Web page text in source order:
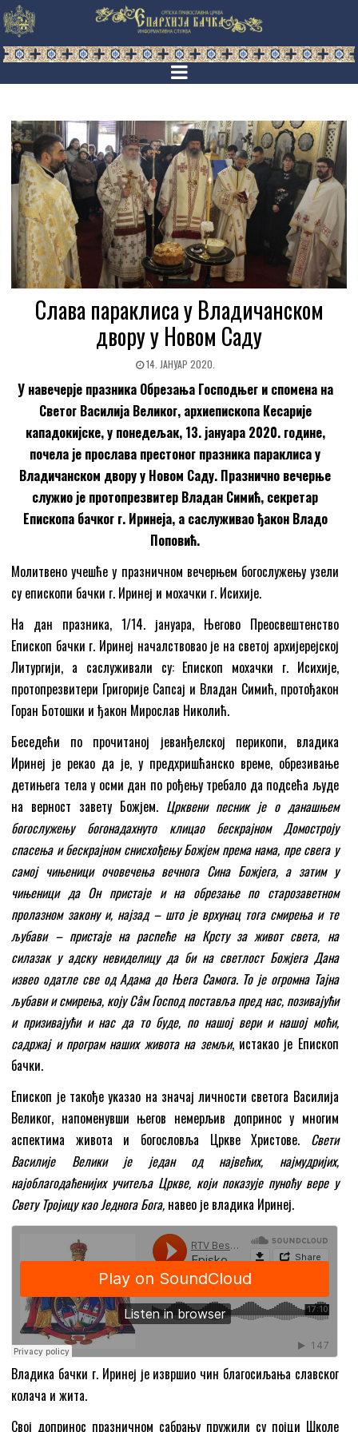
Слава параклиса у Владичанском
двору у Новом Саду
14. ЈАНУАР 2020.
У навечерје празника Обрезања Господњег и спомена на
Светог Василија Великог, архиепископа Кесарије
кападокијске, у понедељак, 13. јануара 2020. године,
почела је прослава престоног празника параклиса у
Владичанском двору у Новом Саду. Празнично вечерње
служио је протопрезвитер Владан Симић, секретар
Епископа бачког г. Иринеја, а саслуживао ђакон Владо
Поповић.
Молитвено учешће у празничном вечерњем богослужењу узели
су епископи бачки г. Иринеј и мохачки г. Исихије.
На дан празника, 1/14. јануара, Његово Преосвештенство
Епископ бачки г. Иринеј началствовао је на светој архијерејској
Литургији, а саслуживали су: Епископ мохачки г. Исихије,
протопрезвитери Григорије Сапсај и Владан Симић, протођакон
Горан Ботошки и ђакон Мирослав Николић.
Беседећи по прочитаној јеванђелској перикопи, владика
Иринеј је рекао да је, у предхришћанско време, обрезивање
детињега тела у осми дан по рођењу требало да подсећа људе
на верност завету Божјем. Црквени песник је о данашњем
богослужењу богонадахнуто клицао бескрајном Домостроју
спасења и бескрајном снисхођењу Божјем према нама, пре свега у
самој чињеници очовечења вечнога Сина Божјега, а затим у
чињеници да Он пристаје и на обрезање по старозаветном
пролазном закону и, најзад – што је врхунац тога смирења и те
љубави – пристаје на распеће на Крсту за живот света, на
силазак у адску невиделицу да би на светлост Божјега Дана
извео одатле све од Адама до Њега Самога. То је огромна Тајна
љубави и смирења, коју Сâм Господ поставља пред нас, позивајући
и призивајући и нас да то буде, по нашој вери и нашој моћи,
садржај и програм наших живота на земљи, истакао је Епископ
бачки.
Епископ је такође указао на значај личности светога Василија
Великог, напоменувши његов немерљив допринос у многим
аспектима живота и богословља Цркве Христове. Свети
Василије Велики је један од највећих, најмудријих,
најоблагодаћенијих учитеља Цркве, који показује пуноћу вере у
Свету Тројицу као Једнога Бога, навео је владика Иринеј.
Владика бачки г. Иринеј је извршио чин благосиљања славског
колача и жита.
Свој допринос празничном сабрању пружили су појци Школе